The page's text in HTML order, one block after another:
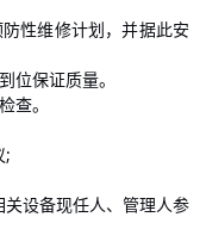
性维修计划，并据此安
保证质量。
。
;
设备现任人、管理人参